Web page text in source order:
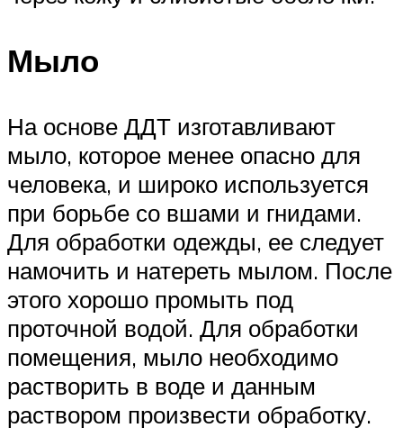
Мыло
На основе ДДТ изготавливают
мыло, которое менее опасно для
человека, и широко используется
при борьбе со вшами и гнидами.
Для обработки одежды, ее следует
намочить и натереть мылом. После
этого хорошо промыть под
проточной водой. Для обработки
помещения, мыло необходимо
растворить в воде и данным
раствором произвести обработку.